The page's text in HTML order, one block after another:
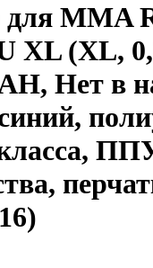
для MMA
XL (XL,
Нет в